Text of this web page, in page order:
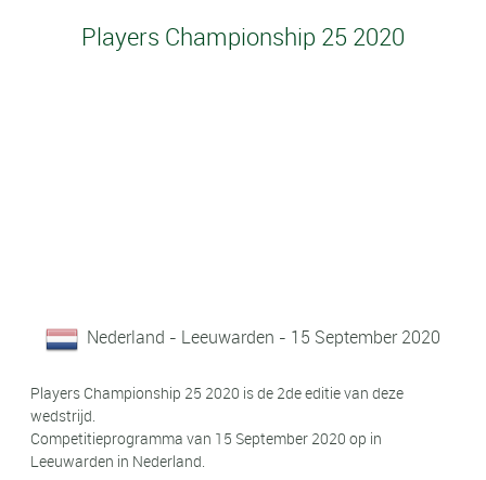
Players Championship 25 2020
Nederland - Leeuwarden - 15 September 2020
Players Championship 25 2020 is de 2de editie van deze
wedstrijd.
Competitieprogramma van 15 September 2020 op in
Leeuwarden in Nederland.